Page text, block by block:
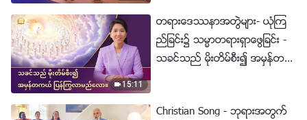
15:11
တရားေဒႆနာအတြဲမ်ား- ယုံၾက
ည္ျခင္း၌ သမၼာတရားရွာေဖြျခင္း -
သခင္သည္ မိုးတိမ္စီး၍ အမွန္တက
Christian Song - ဘုရားအတြက္